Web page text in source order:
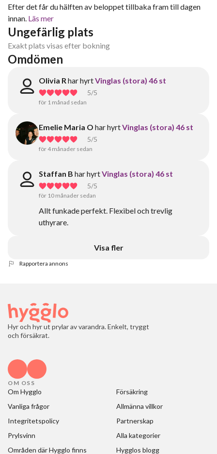
Efter det får du hälften av beloppet tillbaka fram till dagen
innan. Läs mer
Ungefärlig plats
Exakt plats visas efter bokning
Omdömen
Olivia Rhar hyrtVinglas (stora) 46 st
5/5
för 1 månad sedan
Emelie Maria O har hyrtVinglas (stora) 46 st
5/5
för 4 månader sedan
Staffan B har hyrtVinglas (stora) 46 st
5/5
för 10 månader sedan
Allt funkade perfekt. Flexibel och trevlig
uthyrare.
Visa fler
Rapportera annons
Hyr och hyr ut prylar av varandra. Enkelt, tryggt
och försäkrat.
OM OSS
Om Hygglo
Försäkring
Vanliga frågor
Allmänna villkor
Integritetspolicy
Partnerskap
Prylsvinn
Alla kategorier
Områden där Hygglo finns
Hygglos blogg